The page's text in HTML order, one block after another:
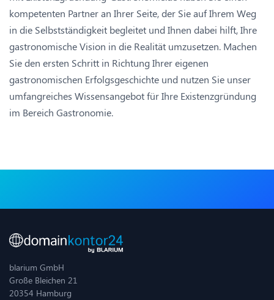
kompetenten Partner an Ihrer Seite, der Sie auf Ihrem Weg
in die Selbstständigkeit begleitet und Ihnen dabei hilft, Ihre
gastronomische Vision in die Realität umzusetzen. Machen
Sie den ersten Schritt in Richtung Ihrer eigenen
gastronomischen Erfolgsgeschichte und nutzen Sie unser
umfangreiches Wissensangebot für Ihre Existenzgründung
im Bereich Gastronomie.
blarium GmbH
Große Bleichen 21
20354 Hamburg